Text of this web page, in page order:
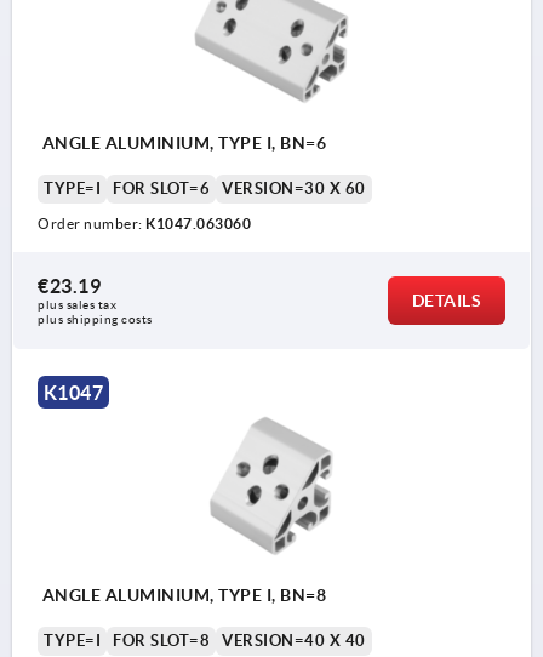
ANGLE ALUMINIUM, TYPE I, BN=6
TYPE=I FOR SLOT=6 VERSION=30 X 60
Order number: K1047.063060
€23.19
plus sales tax
plus shipping costs
DETAILS
K1047
ANGLE ALUMINIUM, TYPE I, BN=8
TYPE=I FOR SLOT=8 VERSION=40 X 40